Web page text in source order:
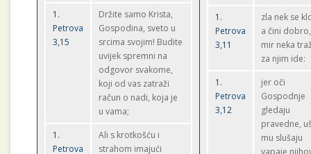
1.
Petrova
3,15
Držite samo Krista,
Gospodina, sveto u
srcima svojim! Budite
uvijek spremni na
odgovor svakome,
koji od vas zatraži
račun o nadi, koja je
u vama;
1.
Petrova
Ali s krotkošću i
strahom imajući
1.
Petrova
3,11
zla nek se
a čini dobro,
mir neka
za njim ide:
1.
Petrova
3,12
jer oči
Gospodnje
gledaju
pravedne,
mu slušaju
vapaje